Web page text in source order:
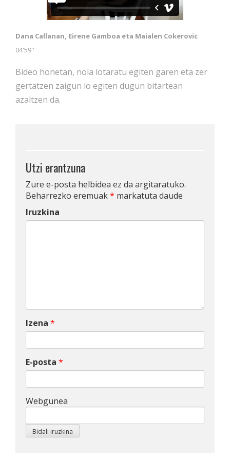
Dana Callanan, Eirene Gamboa eta Maialen Cokerovic
04'59''
Bideo honetan, nola lotaratu egiten garen eta zer
gertatzen zaigun lo egiten dugun bitartean
azaltzen da.
Utzi erantzuna
Zure e-posta helbidea ez da argitaratuko.
Beharrezko eremuak* markatuta daude
Iruzkina
Izena *
E-posta *
Webgunea